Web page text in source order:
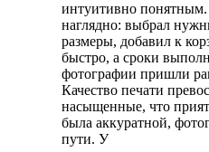
интуитивно
наглядно: выбрал
размеры, добавил к
быстро, а сроки
фотографии пришли
Качество печати
насыщенные, что
была аккуратной,
пути. У